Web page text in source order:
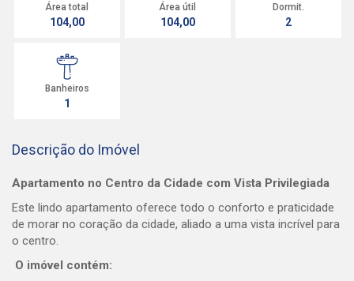
Área total
104,00
Área útil
104,00
Dormit.
2
Banheiros
1
Descrição do Imóvel
Apartamento no Centro da Cidade com Vista Privilegiada
Este lindo apartamento oferece todo o conforto e praticidade
de morar no coração da cidade, aliado a uma vista incrível para
o centro.
O imóvel contém: